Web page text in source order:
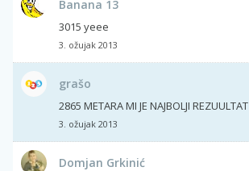
Banana 13
3015 yeee
3. ožujak 2013
grašo
2865 METARA MI JE NAJBOLJI REZUULTAT
3. ožujak 2013
Domjan Grkinić